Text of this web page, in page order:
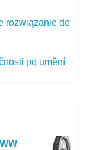
rozwiązanie do
po umění